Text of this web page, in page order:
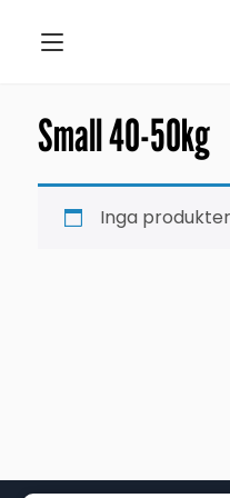
Small 40-50kg
Inga